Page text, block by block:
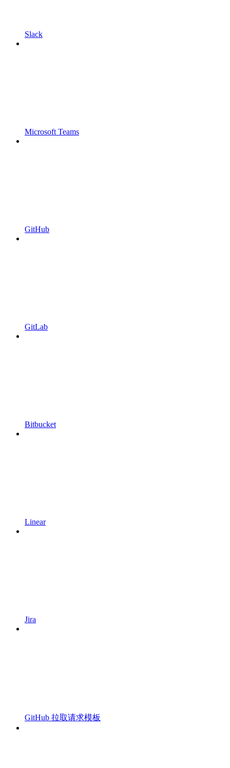
Slack
Microsoft Teams
GitHub
GitLab
Bitbucket
Linear
Jira
GitHub 拉取请求模板